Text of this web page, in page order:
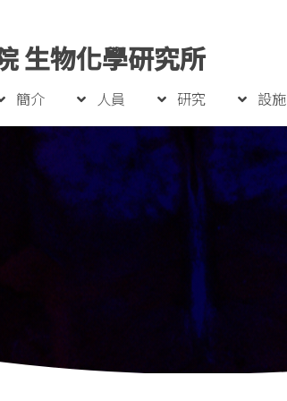
生物化學研究所
簡介 人員 研究 設施